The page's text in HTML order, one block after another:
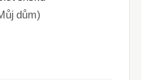
dům)